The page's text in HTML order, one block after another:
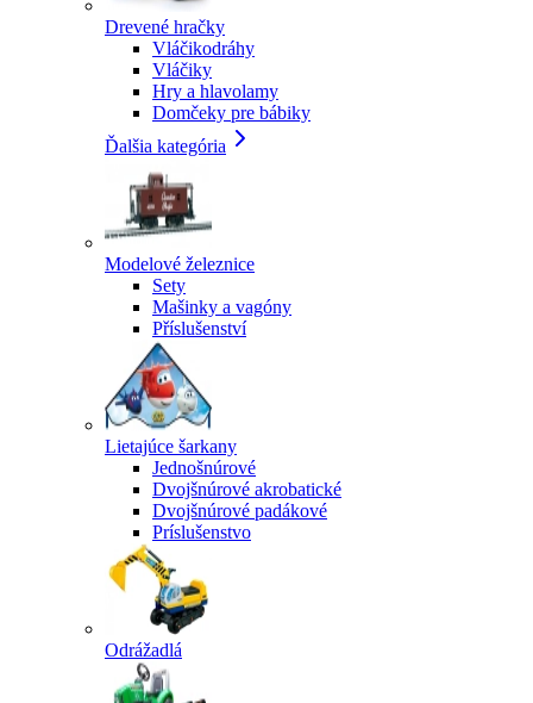
Drevené hračky
Vláčikodráhy
Vláčiky
Hry a hlavolamy
Domčeky pre bábiky
Ďalšia kategória
Modelové železnice
Sety
Mašinky a vagóny
Příslušenství
Lietajúce šarkany
Jednošnúrové
Dvojšnúrové akrobatické
Dvojšnúrové padákové
Príslušenstvo
Odrážadlá